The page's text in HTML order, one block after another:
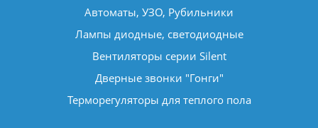
Автоматы, УЗО, Рубильники
Лампы диодные, светодиодные
Вентиляторы серии Silent
Дверные звонки "Гонги"
Терморегуляторы для теплого пола